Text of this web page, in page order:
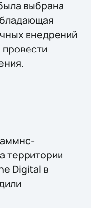
выбрана
внедрений
территории
Digital в